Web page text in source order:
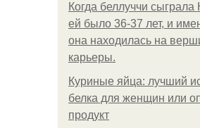
Когда беллуччи сыграла
ей было 36-37 лет, и
она находилась на
карьеры.
Куриные яйца: лучший
белка для женщин или
продукт